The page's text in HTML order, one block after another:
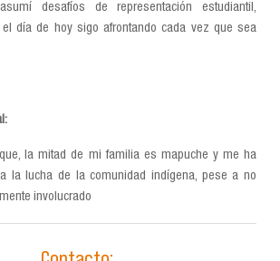
desafíos de representación estudiantil,
día de hoy sigo afrontando cada vez que sea
la mitad de mi familia es mapuche y me ha
la lucha de la comunidad indígena, pese a no
involucrado